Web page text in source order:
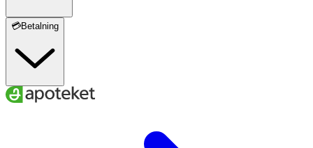
💳Betalning